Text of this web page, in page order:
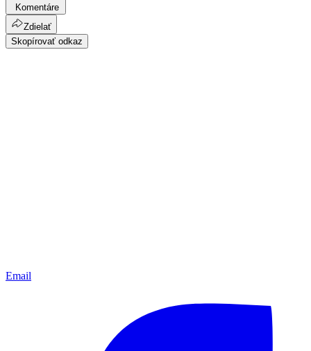
Komentáre
Zdielať
Skopírovať odkaz
Email